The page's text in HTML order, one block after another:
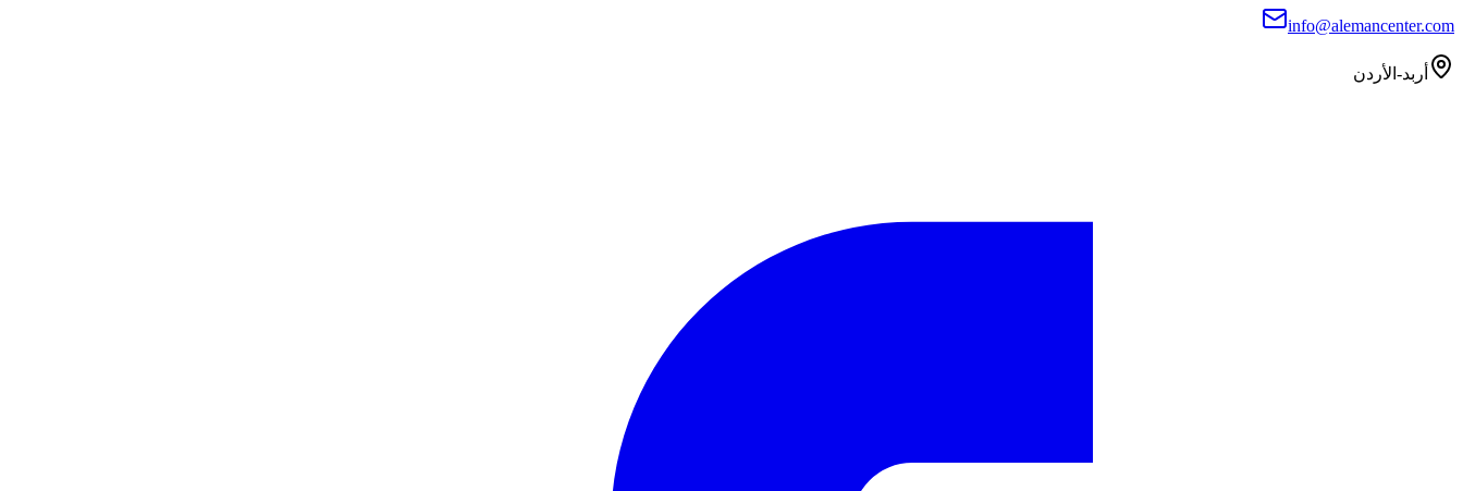
info@alemancenter.com
أربد-الأردن